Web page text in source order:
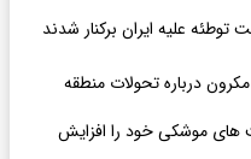
درباره تحولات منطقه
های موشکی خود را افزایش